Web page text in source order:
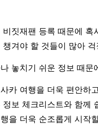
짓재팬 등록 때문에
겨야 할 것들이 많아
놓치기 쉬운 정보 때
카 여행을 더욱 편안하
보 체크리스트와 함께
을 더욱 순조롭게 시작